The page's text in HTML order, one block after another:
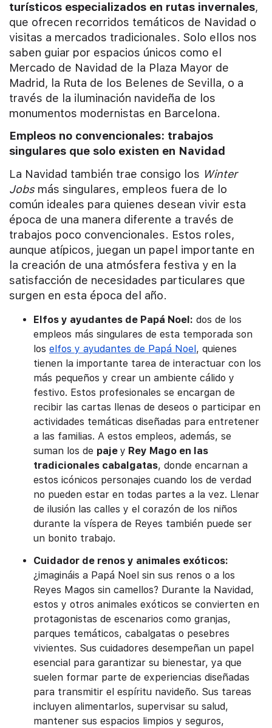
turísticos especializados en rutas invernales,
que ofrecen recorridos temáticos de Navidad o
visitas a mercados tradicionales. Solo ellos nos
saben guiar por espacios únicos como el
Mercado de Navidad de la Plaza Mayor de
Madrid, la Ruta de los Belenes de Sevilla, o a
través de la iluminación navideña de los
monumentos modernistas en Barcelona.
Empleos no convencionales: trabajos
singulares que solo existen en Navidad
La Navidad también trae consigo los Winter
Jobsmás singulares, empleos fuera de lo
común ideales para quienes desean vivir esta
época de una manera diferente a través de
trabajos poco convencionales. Estos roles,
aunque atípicos, juegan un papel importante en
la creación de una atmósfera festiva y en la
satisfacción de necesidades particulares que
surgen en esta época del año.
Elfos y ayudantes de Papá Noel: dos de los
empleos más singulares de esta temporada son
los elfos y ayudantes de Papá Noel , quienes
tienen la importante tarea de interactuar con los
más pequeños y crear un ambiente cálido y
festivo. Estos profesionales se encargan de
recibir las cartas llenas de deseos o participar en
actividades temáticas diseñadas para entretener
a las familias. A estos empleos, además, se
suman los de paje y Rey Mago en las
tradicionales cabalgatas, donde encarnan a
estos icónicos personajes cuando los de verdad
no pueden estar en todas partes a la vez. Llenar
de ilusión las calles y el corazón de los niños
durante la víspera de Reyes también puede ser
un bonito trabajo.
Cuidador de renos y animales exóticos:
¿imagináis a Papá Noel sin sus renos o a los
Reyes Magos sin camellos? Durante la Navidad,
estos y otros animales exóticos se convierten en
protagonistas de escenarios como granjas,
parques temáticos, cabalgatas o pesebres
vivientes. Sus cuidadores desempeñan un papel
esencial para garantizar su bienestar, ya que
suelen formar parte de experiencias diseñadas
para transmitir el espíritu navideño. Sus tareas
incluyen alimentarlos, supervisar su salud,
mantener sus espacios limpios y seguros,